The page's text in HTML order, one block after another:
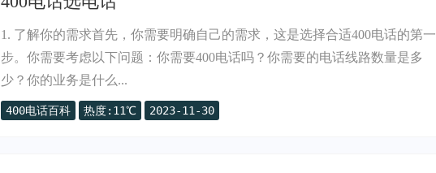
1. 了解你的需求首先，你需要明确自己的需求，这是选择合适400电话的第一
步。你需要考虑以下问题：你需要400电话吗？你需要的电话线路数量是多
少？你的业务是什么...
400电话百科 热度:11℃ 2023-11-30